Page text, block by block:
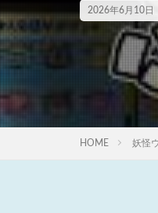
2026年6月10日
HOME 妖怪